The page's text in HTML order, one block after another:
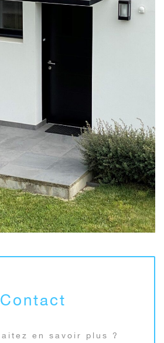
Contact
en savoir plus ?